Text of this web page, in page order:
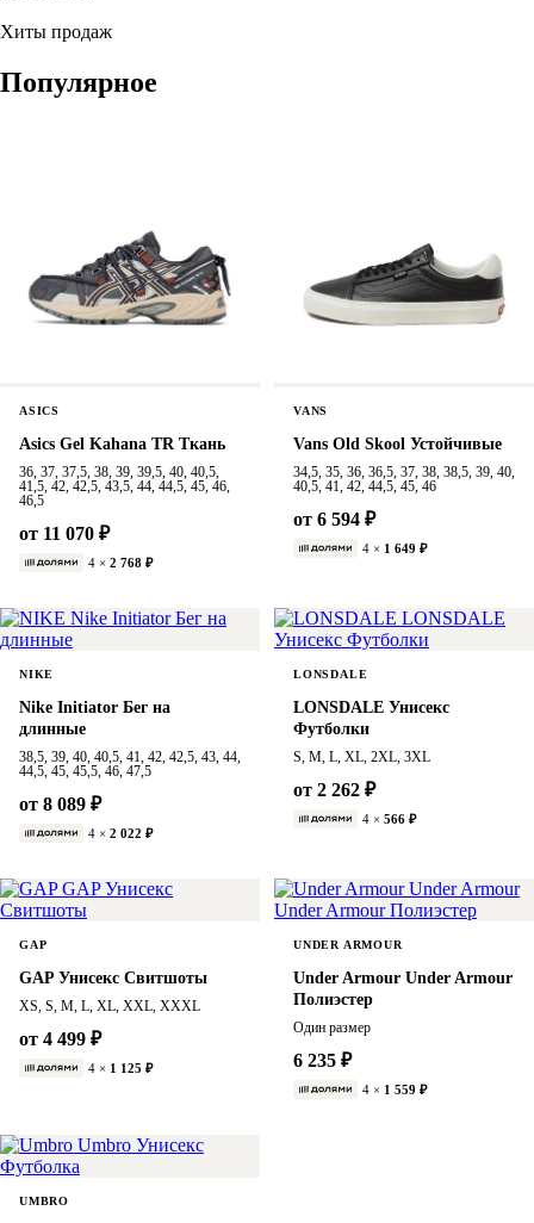
Хиты продаж
Популярное
ASICS
Asics Gel Kahana TR Ткань
36, 37, 37,5, 38, 39, 39,5, 40, 40,5,
41,5, 42, 42,5, 43,5, 44, 44,5, 45, 46,
46,5
от 11 070 ₽
4 × 2 768 ₽
VANS
Vans Old Skool Устойчивые
34,5, 35, 36, 36,5, 37, 38, 38,5, 39, 40,
40,5, 41, 42, 44,5, 45, 46
от 6 594 ₽
4 × 1 649 ₽
NIKE
Nike Initiator Бег на
длинные
38,5, 39, 40, 40,5, 41, 42, 42,5, 43, 44,
44,5, 45, 45,5, 46, 47,5
от 8 089 ₽
4 × 2 022 ₽
LONSDALE
LONSDALE Унисекс
Футболки
S, M, L, XL, 2XL, 3XL
от 2 262 ₽
4 × 566 ₽
GAP
GAP Унисекс Свитшоты
XS, S, M, L, XL, XXL, XXXL
от 4 499 ₽
4 × 1 125 ₽
UNDER ARMOUR
Under Armour Under Armour
Полиэстер
Один размер
6 235 ₽
4 × 1 559 ₽
UMBRO